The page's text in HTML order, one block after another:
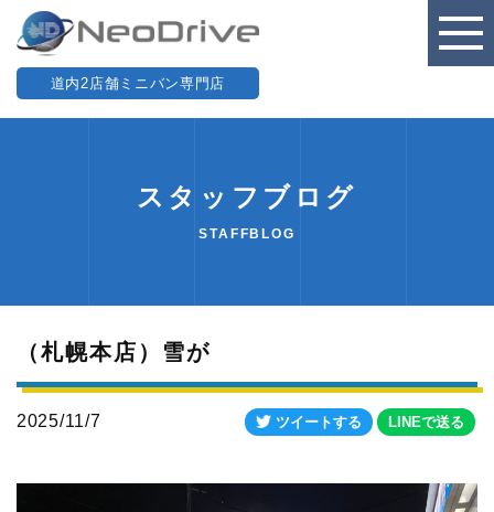
道内2店舗ミニバン専門店
スタッフブログ
STAFFBLOG
（札幌本店）雪が
2025/11/7 ツイートする LINEで送る